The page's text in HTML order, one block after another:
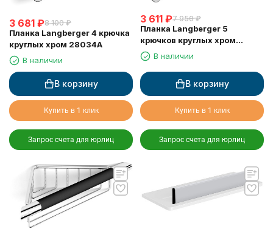
3 681 ₽8 100 ₽
Планка Langberger 4 крючка
круглых хром 28034A
В наличии
В корзину
Купить в 1 клик
Запрос счета для юрлиц
3 611 ₽7 950 ₽
Планка Langberger 5
крючков круглых хром
28035AВ наличии
В корзину
Купить в 1 клик
Запрос счета для юрлиц